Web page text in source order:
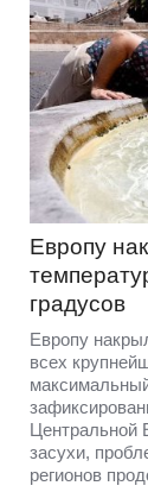
Европу
градусов
Европу
всех
Центральной
засухи,
регионов